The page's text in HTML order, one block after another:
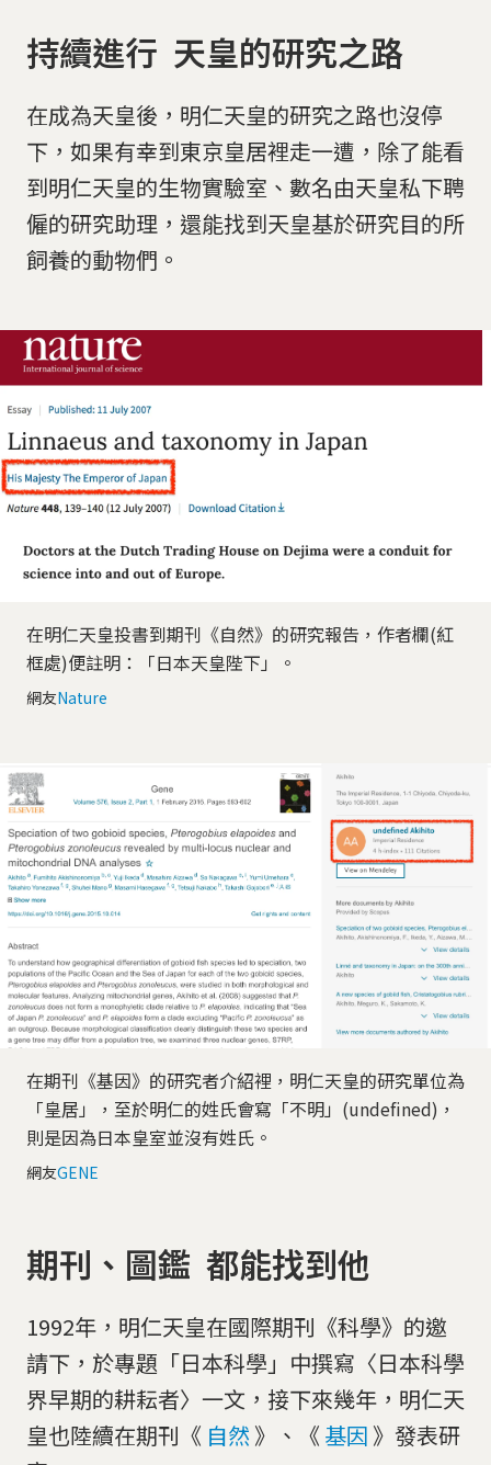
持續進行 天皇的研究之路
在成為天皇後，明仁天皇的研究之路也沒停
下，如果有幸到東京皇居裡走一遭，除了能看
到明仁天皇的生物實驗室、數名由天皇私下聘
僱的研究助理，還能找到天皇基於研究目的所
飼養的動物們。
在明仁天皇投書到期刊《自然》的研究報告，作者欄(紅
框處)便註明：「日本天皇陛下」。
網友Nature
在期刊《基因》的研究者介紹裡，明仁天皇的研究單位為
「皇居」，至於明仁的姓氏會寫「不明」(undefined)，
則是因為日本皇室並沒有姓氏。
網友GENE
期刊、圖鑑 都能找到他
1992年，明仁天皇在國際期刊《科學》的邀
請下，於專題「日本科學」中撰寫〈日本科學
界早期的耕耘者〉一文，接下來幾年，明仁天
皇也陸續在期刊《 自然 》、《 基因 》發表研